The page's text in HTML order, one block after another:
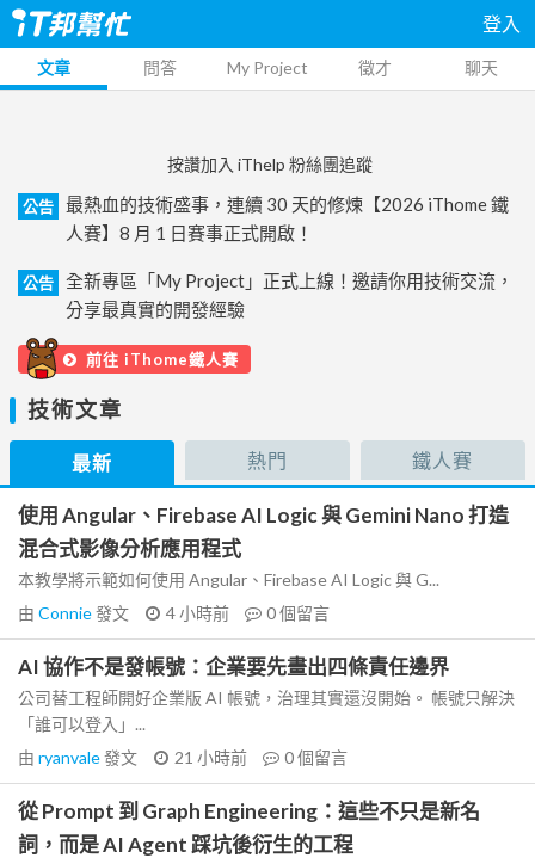
登入
文章 問答 My Project 徵才 聊天
按讚加入 iThelp 粉絲團追蹤
公告
最熱血的技術盛事，連續 30 天的修煉【2026 iThome 鐵
人賽】8 月 1 日賽事正式開啟！
公告
全新專區「My Project」正式上線！邀請你用技術交流，
分享最真實的開發經驗
前往 iThome鐵人賽
技術文章
最新 熱門 鐵人賽
使用 Angular、Firebase AI Logic 與 Gemini Nano 打造
混合式影像分析應用程式
本教學將示範如何使用 Angular、Firebase AI Logic 與 G...
由 Connie發文 4 小時前 0個留言
AI 協作不是發帳號：企業要先畫出四條責任邊界
公司替工程師開好企業版 AI 帳號，治理其實還沒開始。 帳號只解決
「誰可以登入」...
由 ryanvale發文 21 小時前 0個留言
從 Prompt 到 Graph Engineering：這些不只是新名
詞，而是 AI Agent 踩坑後衍生的工程